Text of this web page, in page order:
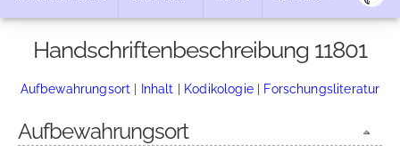
Handschriftenbeschreibung 11801
Aufbewahrungsort | Inhalt | Kodikologie| Forschungsliteratur
Aufbewahrungsort